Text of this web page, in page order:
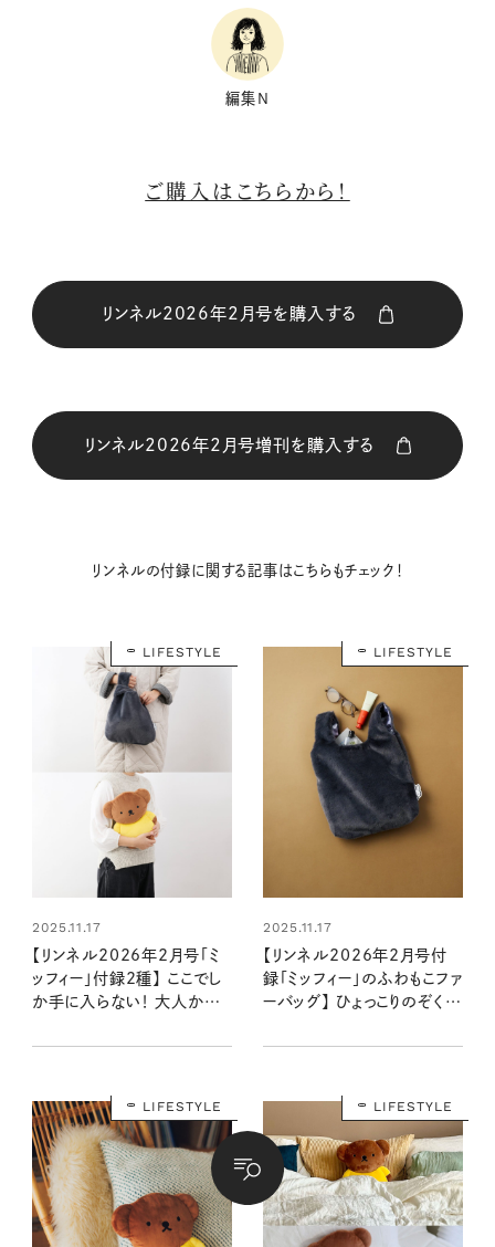
編集N
ご購入はこちらから！
リンネル2026年2月号を購入する
購入はこちら
リンネル2026年2月号増刊を購入する
購入はこちら
購入はこちら
購入はこちら
CLOSE
リンネルの付録に関する記事はこちらもチェック！
LIFESTYLE
2025.11.17
【リンネル2026年2月号「ミ
ッフィー」付録2種】 ここでし
か手に入らない！ 大人かわ
（12/19発売リンネル2026
LIFESTYLE
2025.11.17
【リンネル2026年2月号付
録「ミッフィー」のふわもこファ
ーバッグ】 ひょっこりのぞくミ
ュン♡：12/19発売リンネル
LIFESTYLE LIFESTYLE